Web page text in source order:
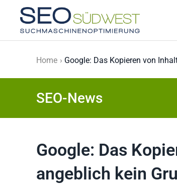
Skip to main content
Home Google: Das Kopieren von
SEO-News
Google: Das
angeblich kein